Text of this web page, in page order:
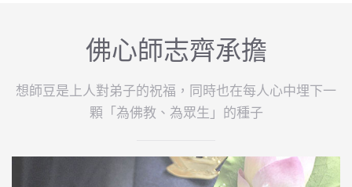
佛心師志齊承擔
想師豆是上人對弟子的祝福，同時也在每人心中埋下一
顆「為佛教、為眾生」的種子